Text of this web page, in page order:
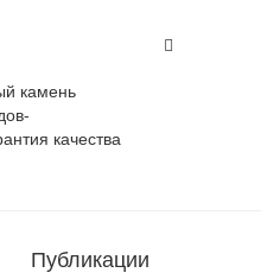
камень
качества
Публикации